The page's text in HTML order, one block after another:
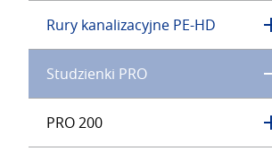
Rury kanalizacyjne PE-HD
Studzienki PRO
PRO 200